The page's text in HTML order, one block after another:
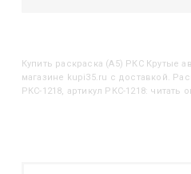
Купить Раскраска (А5) РКС Крутые
магазине kupi35.ru с доставкой.
РКС-1218, артикул РКС-1218: читать